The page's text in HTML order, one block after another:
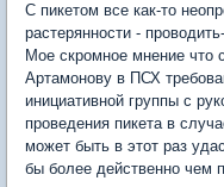
С пикетом все как-то
растерянности -
Мое скромное мнение что
Артамонову в ПСХ
инициативной группы с
проведения пикета в
может быть в этот раз
бы более действенно чем